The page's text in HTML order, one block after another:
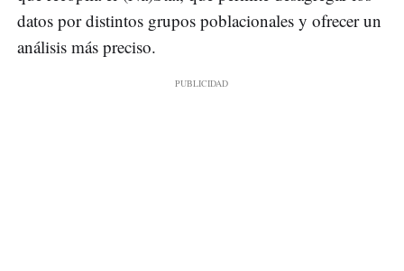
datos por distintos grupos poblacionales y ofrecer un
análisis más preciso.